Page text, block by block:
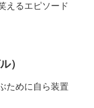
えるエピソード
）
ために自ら装置